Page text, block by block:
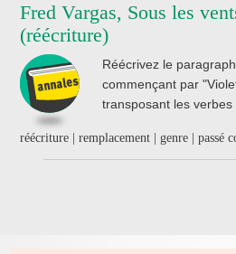
Fred Vargas, Sous les
(réécriture)
Réécrivez le
commençant par
transposant les verbes
réécriture | remplacement | genre | passé